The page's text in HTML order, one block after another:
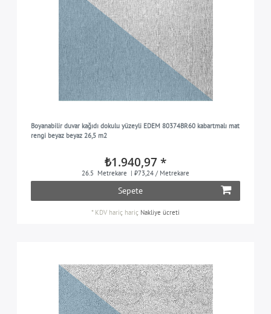
Boyanabilir duvar kağıdı dokulu yüzeyli EDEM 80374BR60 kabartmalı mat
rengi beyaz beyaz 26,5 m2
₺1.940,97 *
26.5 Metrekare | ₺73,24 / Metrekare
Sepete
* KDV hariç hariç Nakliye ücreti